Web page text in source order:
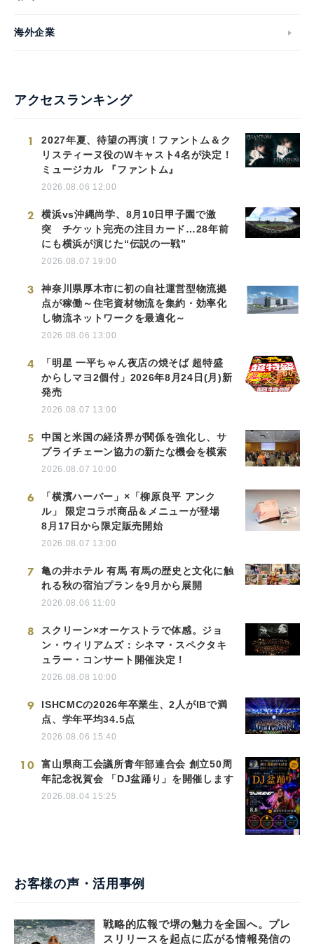
海外企業
アクセスランキング
1
2027年夏、待望の再演！ファントム＆ク
リスティーヌ役のWキャスト4名が決定！
ミュージカル 『ファントム』
2026.08.06 12:00
2
横浜vs沖縄尚学、8月10日甲子園で激
突 チケット完売の注目カード…28年前
にも横浜が演じた“伝説の一戦”
2026.08.07 19:00
3
神奈川県厚木市に初の自社運営型物流拠
点が稼働～住宅資材物流を集約・効率化
し物流ネットワークを最適化～
2026.08.06 13:00
4
「明星 一平ちゃん夜店の焼そば 超特盛
からしマヨ2個付」2026年8月24日(月)新
発売
2026.08.07 13:00
5
中国と米国の経済界が関係を強化し、サ
プライチェーン協力の新たな機会を模索
2026.08.07 10:00
6
「横濱ハーバー」×「柳原良平 アンク
ル」 限定コラボ商品＆メニューが登場
8月17日から限定販売開始
2026.08.07 13:00
7
亀の井ホテル 有馬 有馬の歴史と文化に触
れる秋の宿泊プランを9月から展開
2026.08.06 11:00
8
スクリーン×オーケストラで体感。ジョ
ン・ウィリアムズ：シネマ・スペクタキ
ュラー・コンサート開催決定！
2026.08.08 10:00
9
ISHCMCの2026年卒業生、2人がIBで満
点、学年平均34.5点
2026.08.06 15:40
10
富山県商工会議所青年部連合会 創立50周
年記念祝賀会 「DJ盆踊り」を開催します
2026.08.04 15:25
お客様の声・活用事例
戦略的広報で堺の魅力を全国へ。プレ
スリリースを起点に広がる情報発信の